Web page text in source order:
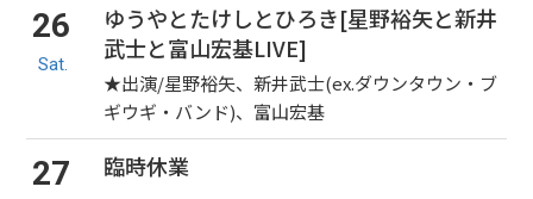
26
Sat.
ゆうやとたけしとひろき[星野裕矢と新井
武士と富山宏基LIVE]
★出演/星野裕矢、新井武士(ex.ダウンタウン・ブ
ギウギ・バンド)、富山宏基
27 臨時休業